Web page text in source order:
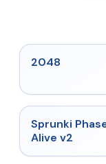
2048
Sprunki
Alive v2